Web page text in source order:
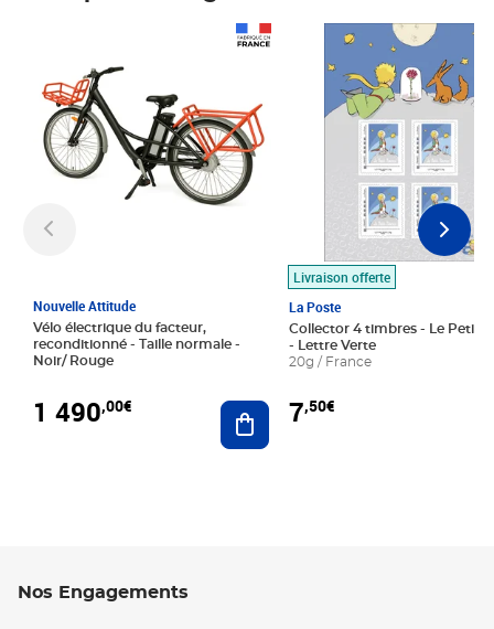
Nouvelle Attitude
Vélo électrique du facteur,
reconditionné - Taille normale -
Noir/ Rouge
1 490,00€ Ajouter au panier
Livraison offerte
La Poste
Collector 4 timbres - Le Petit
- Lettre Verte
20g / France
7,50€
Prix 7,50€
Nos Engagements